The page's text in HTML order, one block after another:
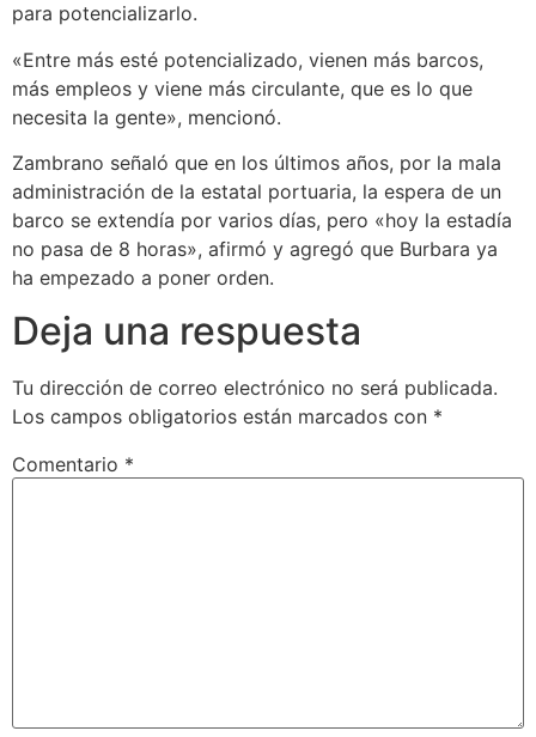
para potencializarlo.
«Entre más esté potencializado, vienen más barcos,
más empleos y viene más circulante, que es lo que
necesita la gente», mencionó.
Zambrano señaló que en los últimos años, por la mala
administración de la estatal portuaria, la espera de un
barco se extendía por varios días, pero «hoy la estadía
no pasa de 8 horas», afirmó y agregó que Burbara ya
ha empezado a poner orden.
Deja una respuesta
Tu dirección de correo electrónico no será publicada.
Los campos obligatorios están marcados con *
Comentario *